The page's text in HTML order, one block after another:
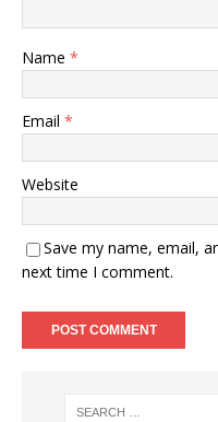
Name *
Email *
Website
Save my name, email,
next time I comment.